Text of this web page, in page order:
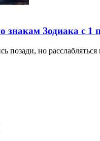
знакам Зодиака с 1
позади, но